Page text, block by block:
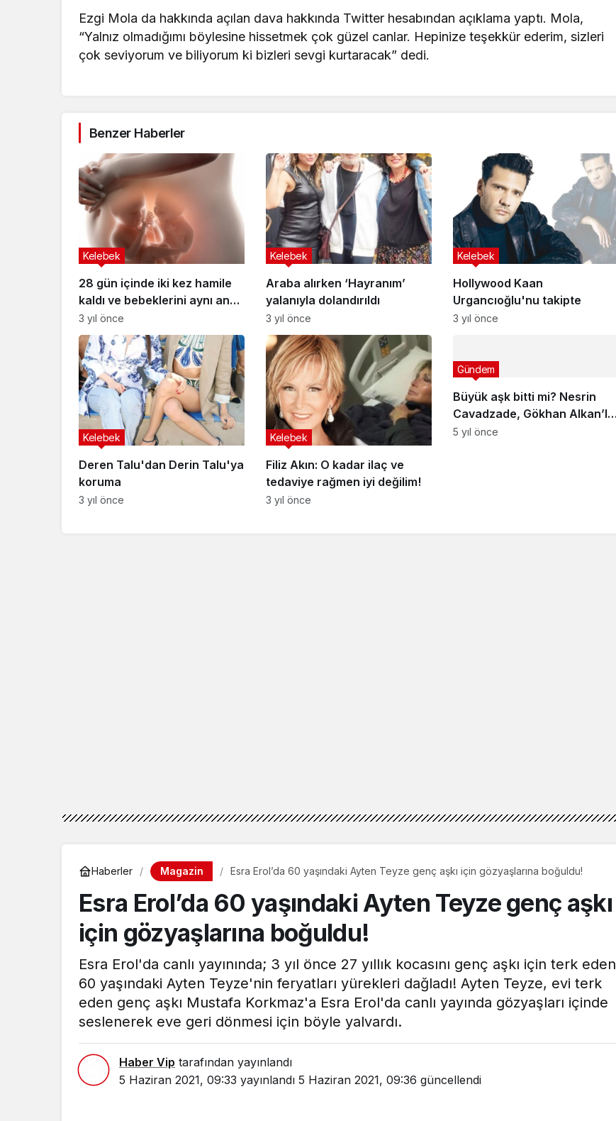
Ezgi Mola da hakkında açılan dava hakkında Twitter hesabından açıklama yaptı. Mola,
“Yalnız olmadığımı böylesine hissetmek çok güzel canlar. Hepinize teşekkür ederim, sizleri
çok seviyorum ve biliyorum ki bizleri sevgi kurtaracak” dedi.
Benzer Haberler
28 gün içinde iki kez hamile
kaldı ve bebeklerini aynı anda
doğurdu… ‘Anlattığımda
insanlar çıldırmış olduğumu
düşünüyor’
Kelebek
3 yıl önce
Araba alırken ‘Hayranım’
yalanıyla dolandırıldı
Kelebek
3 yıl önce
Hollywood Kaan
Urgancıoğlu'nu takipte
Kelebek
3 yıl önce
Deren Talu'dan Derin Talu'ya
koruma
Kelebek
3 yıl önce
Filiz Akın: O kadar ilaç ve
tedaviye rağmen iyi değilim!
Kelebek
3 yıl önce
Büyük aşk bitti mi? Nesrin
Cavadzade, Gökhan Alkan’la
olan pozlarını sildi
Gündem
5 yıl önce
Haberler Magazin Esra Erol’da 60 yaşındaki Ayten Teyze genç aşkı için gözyaşlarına boğuldu!
Esra Erol’da 60 yaşındaki Ayten Teyze genç aşkı
için gözyaşlarına boğuldu!
Esra Erol'da canlı yayınında; 3 yıl önce 27 yıllık kocasını genç aşkı için terk eden
60 yaşındaki Ayten Teyze'nin feryatları yürekleri dağladı! Ayten Teyze, evi terk
eden genç aşkı Mustafa Korkmaz'a Esra Erol'da canlı yayında gözyaşları içinde
seslenerek eve geri dönmesi için böyle yalvardı.
Haber Vip tarafından yayınlandı
5 Haziran 2021, 09:33 yayınlandı 5 Haziran 2021, 09:36 güncellendi